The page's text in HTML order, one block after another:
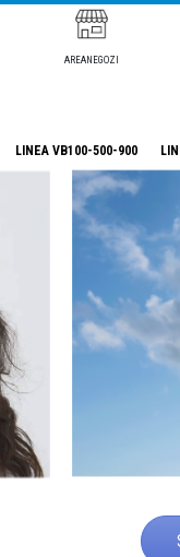
AREANEGOZI
LINEA VB100-500-900